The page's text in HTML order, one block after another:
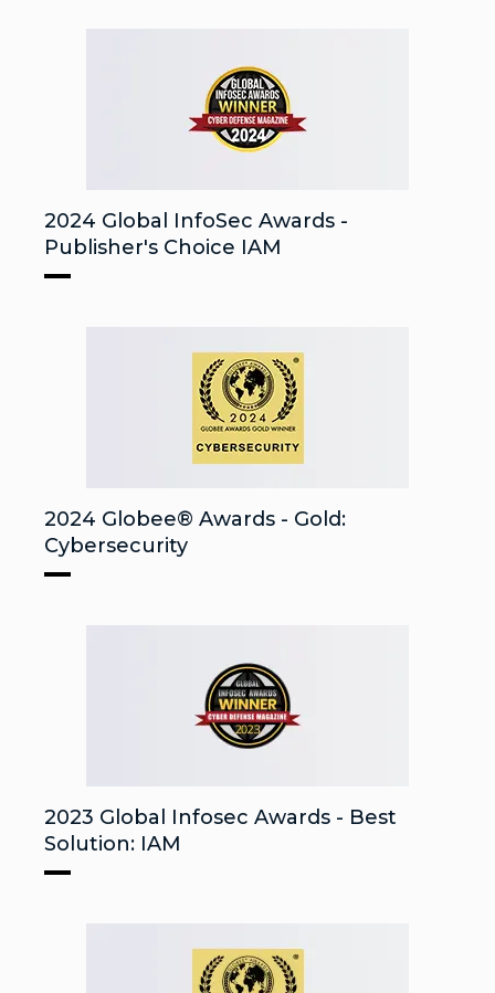
2024 Global InfoSec Awards -
Publisher's Choice IAM
2024 Globee® Awards - Gold:
Cybersecurity
2023 Global Infosec Awards - Best
Solution: IAM